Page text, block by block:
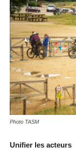
Photo TASM
Unifier les acteurs